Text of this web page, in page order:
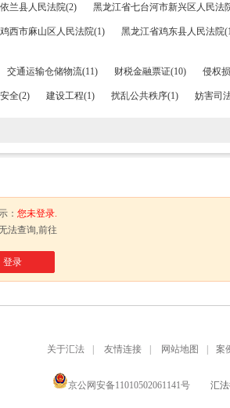
兰县人民法院(2) 黑龙江省七台河市新兴区人民法
西市麻山区人民法院(1) 黑龙江省鸡东县人民法院
交通运输仓储物流(11) 财税金融票证(10) 侵权
全(2) 建设工程(1) 扰乱公共秩序(1) 妨害司
： 您未登录.
法查询,前往
登录
关于汇法 友情连接 网站地图 案
京公网安备11010502061141号 汇